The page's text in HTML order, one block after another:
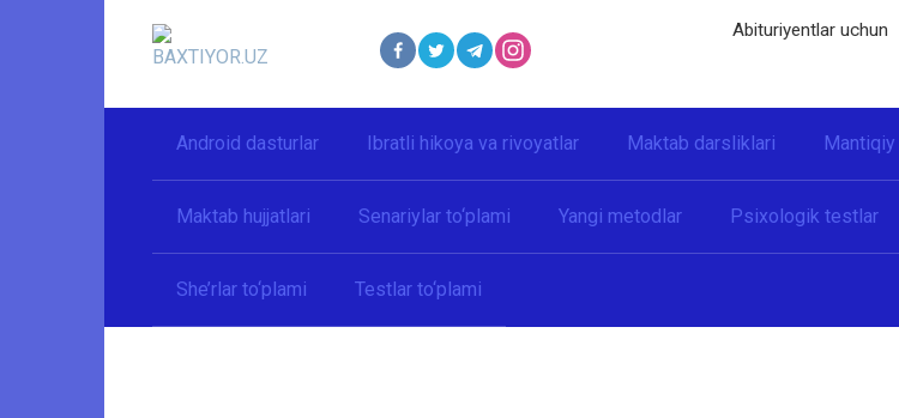
Abituriyentlar uchun
Android dasturlar Ibratli hikoya va rivoyatlar Maktab darsliklari
Maktab hujjatlari Senariylar to‘plami Yangi metodlar Psixologik testlar
She’rlar to‘plami Testlar to‘plami